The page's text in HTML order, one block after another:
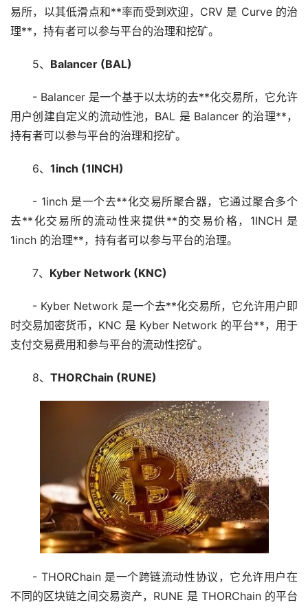
易所，以其低滑点和**率而受到欢迎，CRV 是 Curve 的治
理**，持有者可以参与平台的治理和挖矿。
5、 Balancer (BAL)
- Balancer 是一个基于以太坊的去**化交易所，它允许
用户创建自定义的流动性池，BAL 是 Balancer 的治理**，
持有者可以参与平台的治理和挖矿。
6、 1inch (1INCH)
- 1inch 是一个去**化交易所聚合器，它通过聚合多个
去**化交易所的流动性来提供**的交易价格，1INCH 是
1inch 的治理**，持有者可以参与平台的治理。
7、 Kyber Network (KNC)
- Kyber Network 是一个去**化交易所，它允许用户即
时交易加密货币，KNC 是 Kyber Network 的平台**，用于
支付交易费用和参与平台的流动性挖矿。
8、 THORChain (RUNE)
- THORChain 是一个跨链流动性协议，它允许用户在
不同的区块链之间交易资产，RUNE 是 THORChain 的平台